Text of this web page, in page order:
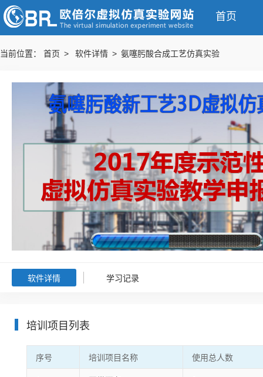
首页
当前位置： 首页 > 软件详情 > 氨噻肟酸合成工艺仿真实验
软件详情 学习记录
培训项目列表
序号 培训项目名称
使用总人数